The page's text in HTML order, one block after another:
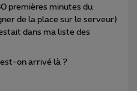
premières minutes du
de la place sur le serveur)
dans ma liste des
est-on arrivé là ?